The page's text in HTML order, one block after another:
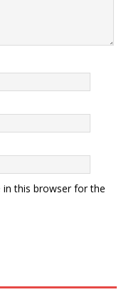
in this browser for the